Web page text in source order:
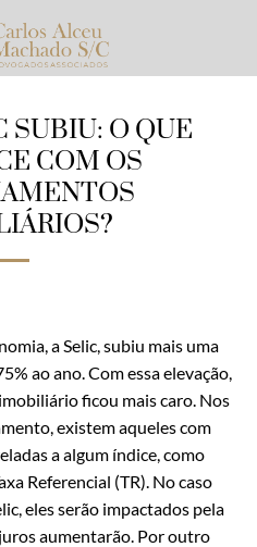
SUBIU: O QUE
COM OS
a Selic, subiu mais uma
ao ano. Com essa elevação,
ficou mais caro. Nos
existem aqueles com
a algum índice, como
Referencial (TR). No caso
eles serão impactados pela
aumentarão. Por outro